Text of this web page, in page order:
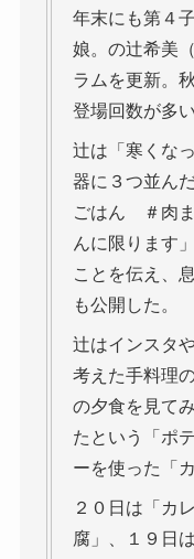
年末にも第４
娘。の辻希美
ラムを更新。
登場回数が多
辻は「寒くな
器に３つ並ん
ごはん ＃肉
んに限ります
ことを伝え、
も公開した。
辻はインスタ
考えた手料理
の夕食を見て
たという「ポ
ーを使った「
２０日は「カ
腐」、１９日